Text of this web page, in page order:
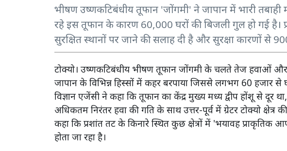
भीषण उष्णकटिबंधीय तूफान 'जोंगमी' ने जापान में भारी तबाही
रहे इस तूफान के कारण 60,000 घरों की बिजली गुल हो गई है।
सुरक्षित स्थानों पर जाने की सलाह दी है और सुरक्षा कारणों से
टोक्यो। उष्णकटिबंधीय भीषण तूफान जोंगमी के चलते तेज हवाओं और
जापान के विभिन्न हिस्सों में कहर बरपाया जिससे लगभग 60 हजार से
विज्ञान एजेंसी ने कहा कि तूफान का केंद्र मुख्य मध्य द्वीप होंशू से दूर
अधिकतम निरंतर हवा की गति के साथ उत्तर-पूर्व में ग्रेटर टोक्यो
कहा कि प्रशांत तट के किनारे स्थित कुछ क्षेत्रों में 'भयावह
होता जा रहा है।